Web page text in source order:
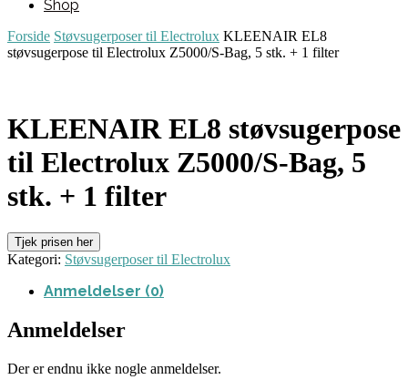
Shop
Forside Støvsugerposer til Electrolux KLEENAIR EL8
støvsugerpose til Electrolux Z5000/S-Bag, 5 stk. + 1 filter
KLEENAIR EL8 støvsugerpose
til Electrolux Z5000/S-Bag, 5
stk. + 1 filter
Tjek prisen her
Kategori: Støvsugerposer til Electrolux
Anmeldelser (0)
Anmeldelser
Der er endnu ikke nogle anmeldelser.